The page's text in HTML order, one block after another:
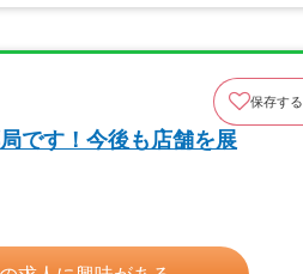
保存する
です！今後も店舗を展